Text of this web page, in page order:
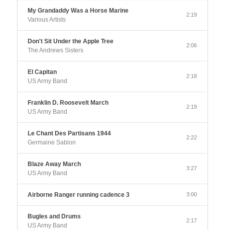
My Grandaddy Was a Horse Marine
Various Artists
2:19
Don't Sit Under the Apple Tree
The Andrews Sisters
2:06
El Capitan
US Army Band
2:18
Franklin D. Roosevelt March
US Army Band
2:19
Le Chant Des Partisans 1944
Germaine Sablon
2:22
Blaze Away March
US Army Band
3:27
Airborne Ranger running cadence 3 3:00
Bugles and Drums
US Army Band
2:17